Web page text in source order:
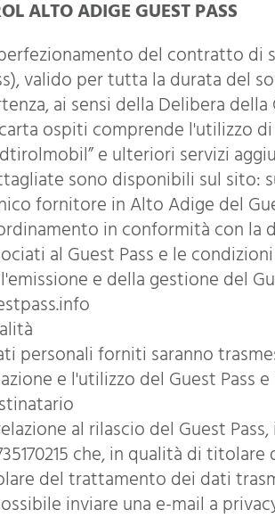
ALTO ADIGE GUEST PASS
del contratto di
valido per tutta la durata del
ai sensi della Delibera
ospiti comprende l'utilizzo
e ulteriori servizi
sono disponibili sul sito:
fornitore in Alto Adige del
in conformità con la
al Guest Pass e le
e della gestione del
personali forniti saranno
e l'utilizzo del Guest Pass
al rilascio del Guest
che, in qualità di
del trattamento dei dati
inviare una e-mail a